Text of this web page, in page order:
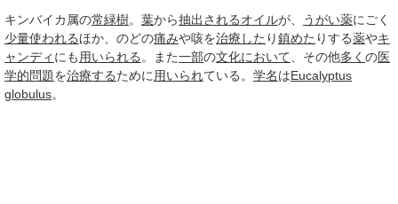
キンバイカ属の常緑樹。 葉から抽出されるオイルが、 うがい薬にごく
少量使われるほか、のどの痛みや咳を治療した り鎮めた りする薬やキ
ャンディ にも 用いられる 。また一部の文化において 、その他多く の医
学的問題を治療するために 用いられている。 学名はEucalyptus
globulus。